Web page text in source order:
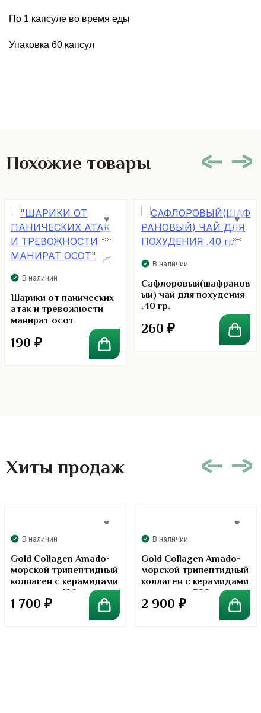
По 1 капсуле во время еды
Упаковка 60 капсул
Похожие товары
В наличии
Шарики от панических
атак и тревожности
манират осот
190 ₽
В наличии
Сафлоровый(шафранов
ый) чай для похудения
.40 гр.
260 ₽
Хиты продаж
В наличии
Gold Collagen Amado-
морской трипептидный
коллаген с керамидами
в порошке. 100 грамм
1 700 ₽
В наличии
Gold Collagen Amado-
морской трипептидный
коллаген с керамидами
в порошке. 300 грамм
2 900 ₽